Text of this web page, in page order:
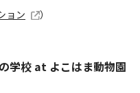
ョン ）
学校 at よこはま動物園